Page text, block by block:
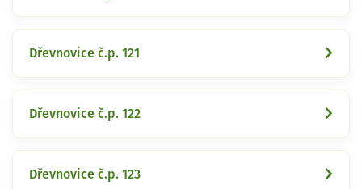
Dřevnovice č.p. 121
Dřevnovice č.p. 122
Dřevnovice č.p. 123